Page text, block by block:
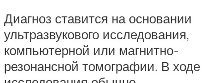
Диагноз ставится на основании
ультразвукового исследования,
компьютерной или магнитно-
резонансной томографии. В ходе